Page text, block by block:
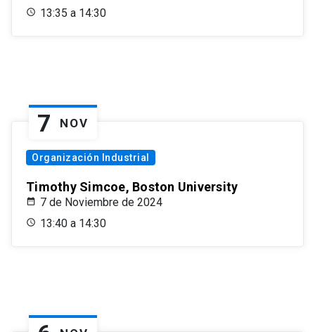
13:35 a 14:30
7 NOV
Organización Industrial
Timothy Simcoe, Boston University
7 de Noviembre de 2024
13:40 a 14:30